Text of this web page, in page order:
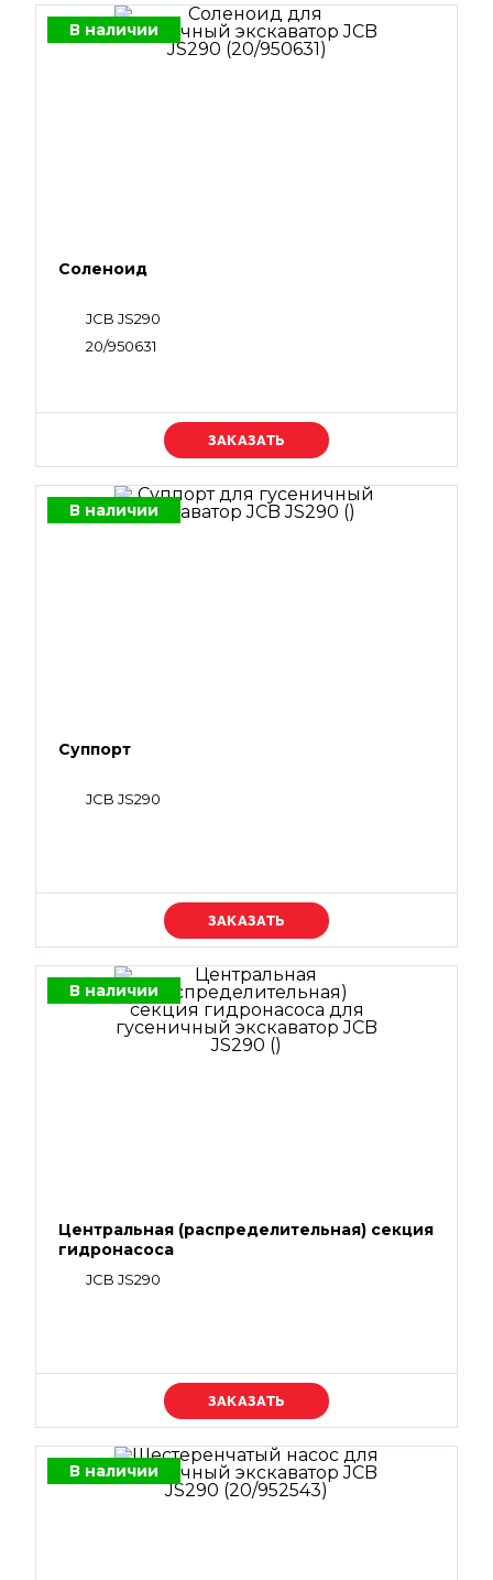
В наличии
Соленоид
JCB JS290
20/950631
Уточняйте цену
В наличии
Суппорт
JCB JS290
Уточняйте цену
В наличии
Центральная (распределительная) секция
гидронасоса
JCB JS290
Уточняйте цену
В наличии